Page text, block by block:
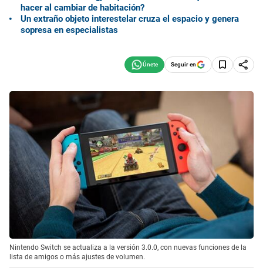
hacer al cambiar de habitación?
Un extraño objeto interestelar cruza el espacio y genera
sopresa en especialistas
Seguir en
Nintendo Switch se actualiza a la versión 3.0.0, con nuevas funciones de la
lista de amigos o más ajustes de volumen.